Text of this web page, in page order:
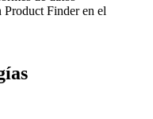
Finder en el